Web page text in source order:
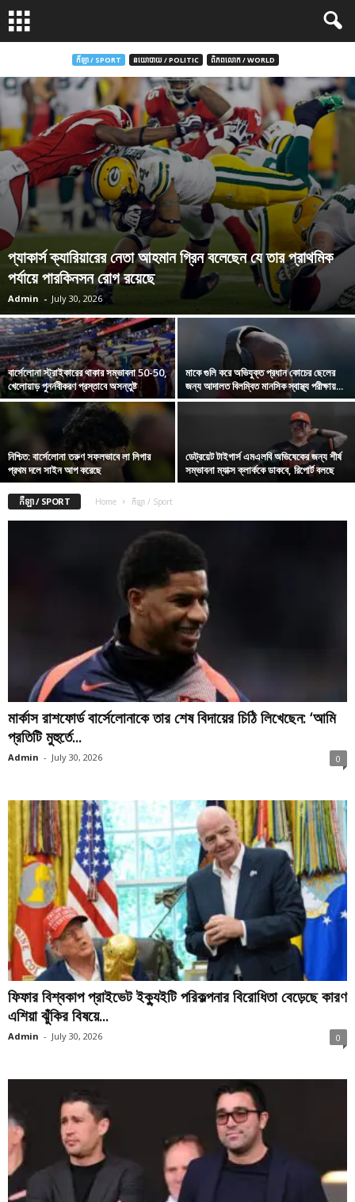
កីឡា / SPORT នយោបាយ / POLITIC ពិភពលោក / WORLD
প্যাকার্স ক্যারিয়ারের নেতা আহমান গ্রিন বলেছেন যে তার প্রাথমিক
পর্যায়ে পারকিনসন রোগ রয়েছে
Admin - July 30, 2026
বার্সেলোনা স্ট্রাইকারের থাকার সম্ভাবনা 50-50,
খেলোয়াড় পুনর্নবীকরণ প্রস্তাবে অসন্তুষ্ট
মাকে গুলি করে অভিযুক্ত প্রধান কোচের ছেলের
জন্য আদালত বিলম্বিত মানসিক স্বাস্থ্য পরীক্ষায়...
নিশ্চিত: বার্সেলোনা তরুণ সফলভাবে লা লিগার
প্রথম দলে সাইন আপ করেছে
ডেট্রয়েট টাইগার্স এমএলবি অভিষেকের জন্য শীর্ষ
সম্ভাবনা ম্যাক্স ক্লার্ককে ডাকবে, রিপোর্ট বলছে
កីឡា / SPORT Home កីឡា / Sport
মার্কাস রাশফোর্ড বার্সেলোনাকে তার শেষ বিদায়ের চিঠি লিখেছেন: ‘আমি
প্রতিটি মুহুর্তে...
Admin - July 30, 2026 0
ফিফার বিশ্বকাপ প্রাইভেট ইক্যুইটি পরিকল্পনার বিরোধিতা বেড়েছে কারণ
এশিয়া ঝুঁকির বিষয়ে...
Admin - July 30, 2026 0